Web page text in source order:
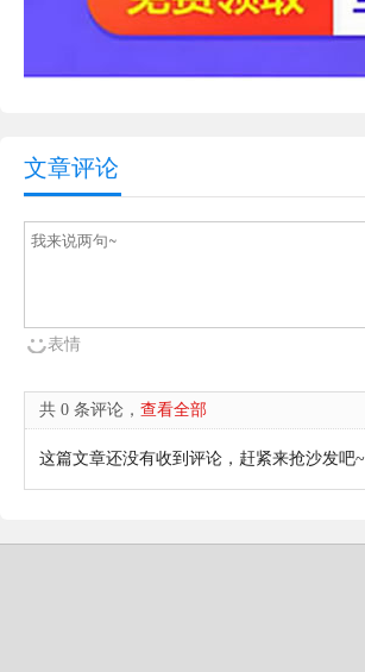
文章评论
表情
共 0 条评论， 查看全部
这篇文章还没有收到评论，赶紧来抢沙发吧~